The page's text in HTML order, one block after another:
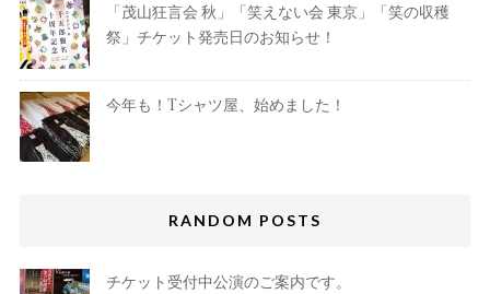
「茂山狂言会 秋」「笑えない会 東京」「笑の収穫
祭」チケット発売日のお知らせ！
今年も！Tシャツ屋、始めました！
RANDOM POSTS
チケット受付中公演のご案内です。